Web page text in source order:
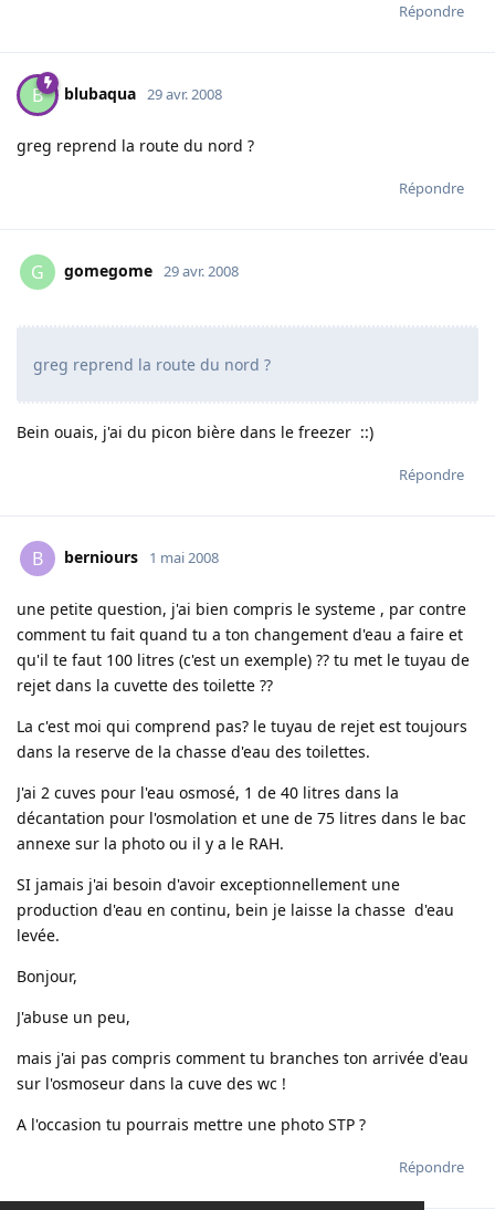
Répondre
B blubaqua 29 avr. 2008
greg reprend la route du nord ?
Répondre
G gomegome 29 avr. 2008
greg reprend la route du nord ?
Bein ouais, j'ai du picon bière dans le freezer ::)
Répondre
B berniours 1 mai 2008
une petite question, j'ai bien compris le systeme , par contre
comment tu fait quand tu a ton changement d'eau a faire et
qu'il te faut 100 litres (c'est un exemple) ?? tu met le tuyau de
rejet dans la cuvette des toilette ??
La c'est moi qui comprend pas? le tuyau de rejet est toujours
dans la reserve de la chasse d'eau des toilettes.
J'ai 2 cuves pour l'eau osmosé, 1 de 40 litres dans la
décantation pour l'osmolation et une de 75 litres dans le bac
annexe sur la photo ou il y a le RAH.
SI jamais j'ai besoin d'avoir exceptionnellement une
production d'eau en continu, bein je laisse la chasse d'eau
levée.
Bonjour,
J'abuse un peu,
mais j'ai pas compris comment tu branches ton arrivée d'eau
sur l'osmoseur dans la cuve des wc !
A l'occasion tu pourrais mettre une photo STP ?
Répondre